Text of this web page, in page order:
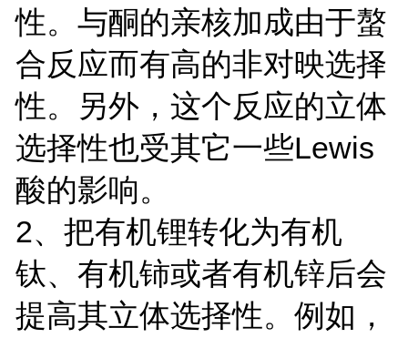
性。与酮的亲核加成由于螯
合反应而有高的非对映选择
性。另外，这个反应的立体
选择性也受其它一些Lewis
酸的影响。
2、把有机锂转化为有机
钛、有机铈或者有机锌后会
提高其立体选择性。例如，